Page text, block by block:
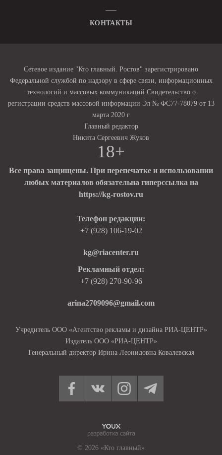
КОНТАКТЫ
Сетевое издание "Кто главный. Ростов" зарегистрировано
Федеральной службой по надзору в сфере связи, информационных
технологий и массовых коммуникаций Свидетельство о
регистрации средств массовой информации Эл № ФС77-78079 от 13
марта 2020 г
Главный редактор
Никита Сергеевич Жуков
18+
Все права защищены. При перепечатке и использовании
любых материалов обязательна гиперссылка на
https://kg-rostov.ru
Телефон редакции:
+7 (928) 106-19-02
kg@riacenter.ru
Рекламный отдел:
+7 (928) 270-90-96
arina2709096@gmail.com
Учредитель ООО «Агентство рекламы и дизайна РИА-ЦЕНТР»
Издатель ООО «РИА-ЦЕНТР»
Генеральный директор Ирина Леонидовна Ковалевская
© 2026 «Кто главный»